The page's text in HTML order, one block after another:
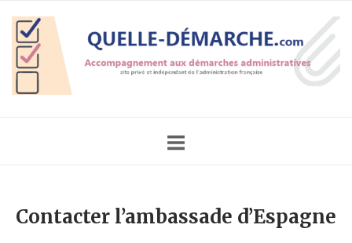
content
Home
Contacter l’ambassade d’Espagne